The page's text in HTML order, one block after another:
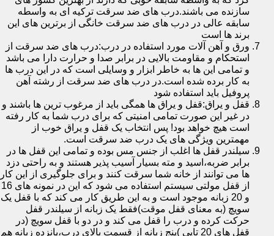
سازنده می باشند.درب های ضد سرقت ترکیه ای به واسطه
سابقه عالی در درب های ضد سرقت خانگی از برترین های این
برند ها است
ورق و آهن آلات مورد استفاده در درب:درب های ضد سرقت از
استحکام و مقاومت بالایی در برابر صدا و حرارت دارا می باشد
و تمامی این ها به خاطر ابزار و وسایلی است که در این درب ها
به کار برده شده است.در درب های ضد سرقت از رشته آهن
پروفیل باید استفاده شود
قفل و یراق:قفل و یراق ها همگی باید از مرغوب ترین ها باشند و
در غیر این صورت تمامی امنیتی که برای درب شما به کار رفته
است هیچ خواهد بود! پس انتخاب یک قفل و یراق خوب از
مهمترین ویژگی های یک درب ضد سرقت است.
سیلندر قفل ها اغلب از جنس مس بوده و تمامی این قفل ها در
برابر ضربه،اسید و مته بسیار آسیب پذیر هستند و به راحتی دزد
ها می توانند از خانه شما سرقت کنند و برای جلوگیری از این کار
از قفل مولتی سیستم استفاده می شود که این در نمونه های 16
و 20 زبانه موجود است و به این طریق کار می کند که با قفل یک
سویچ (به معنای قفل موقت)فقط یک زبانه از سیلندر قفل
حرکت کرده و درب را قفل می کند و در دو با قفل سویچ (در
قفل های 20 تایی )پنج زبانه از قسمت بالای درب،پانزده زبانه هم